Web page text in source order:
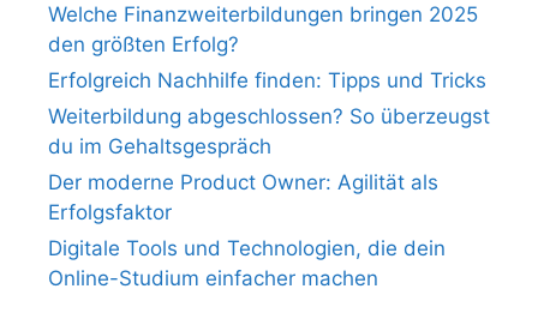
Welche Finanzweiterbildungen bringen 2025
den größten Erfolg?
Erfolgreich Nachhilfe finden: Tipps und Tricks
Weiterbildung abgeschlossen? So überzeugst
du im Gehaltsgespräch
Der moderne Product Owner: Agilität als
Erfolgsfaktor
Digitale Tools und Technologien, die dein
Online-Studium einfacher machen